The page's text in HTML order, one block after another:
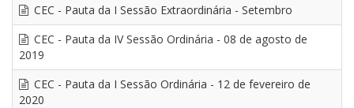
CEC - Pauta da I Sessão Extraordinária - Setembro
CEC - Pauta da IV Sessão Ordinária - 08 de agosto de
2019
CEC - Pauta da I Sessão Ordinária - 12 de fevereiro de
2020